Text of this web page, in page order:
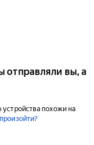
отправляли вы, а
похожи на